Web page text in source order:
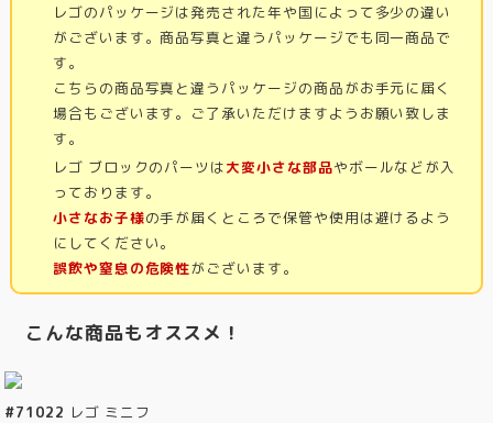
レゴのパッケージは発売された年や国によって多少の違い
がございます。商品写真と違うパッケージでも同一商品で
す。
こちらの商品写真と違うパッケージの商品がお手元に届く
場合もございます。ご了承いただけますようお願い致しま
す。
レゴ ブロックのパーツは大変小さな部品やボールなどが入
っております。
小さなお子様の手が届くところで保管や使用は避けるよう
にしてください。
誤飲や窒息の危険性がございます。
こんな商品もオススメ！
#71022 レゴ ミニフ